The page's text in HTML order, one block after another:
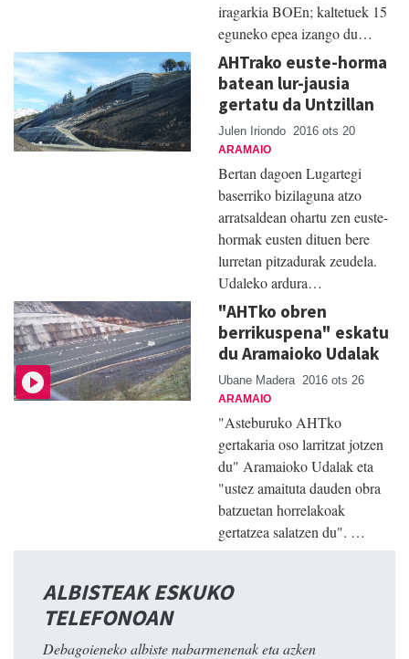
iragarkia BOEn; kaltetuek 15
eguneko epea izango du…
AHTrako euste-horma
batean lur-jausia
gertatu da Untzillan
Julen Iriondo 2016 ots 20
ARAMAIO
Bertan dagoen Lugartegi
baserriko bizilaguna atzo
arratsaldean ohartu zen euste-
hormak eusten dituen bere
lurretan pitzadurak zeudela.
Udaleko ardura…
"AHTko obren
berrikuspena" eskatu
du Aramaioko Udalak
Ubane Madera 2016 ots 26
ARAMAIO
"Asteburuko AHTko
gertakaria oso larritzat jotzen
du" Aramaioko Udalak eta
"ustez amaituta dauden obra
batzuetan horrelakoak
gertatzea salatzen du". …
ALBISTEAK ESKUKO
TELEFONOAN
Debagoieneko albiste nabarmenenak eta azken